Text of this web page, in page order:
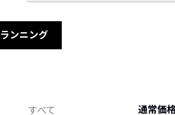
ランニング
すべて 通常価